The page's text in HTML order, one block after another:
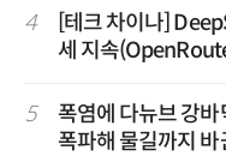
4
[테크 차이나]
세 지속
5
폭염에 다뉴브 강
폭파해 물길까지 바